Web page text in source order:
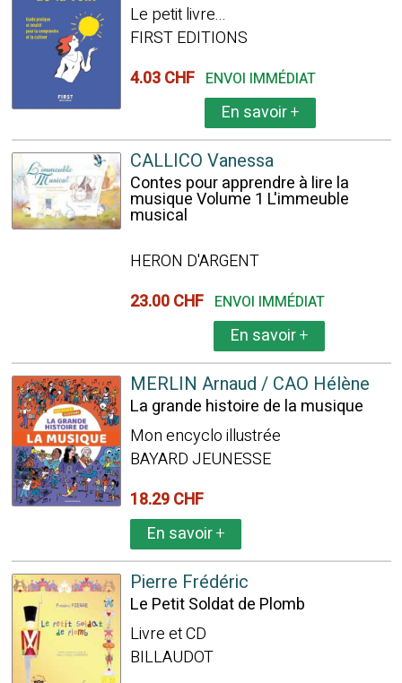
Le petit livre...
FIRST EDITIONS
4.03 CHF ENVOI IMMÉDIAT
En savoir+
CALLICO Vanessa
Contes pour apprendre à lire la
musique Volume 1 L'immeuble
musical
HERON D'ARGENT
23.00 CHF ENVOI IMMÉDIAT
En savoir+
MERLIN Arnaud / CAO Hélène
La grande histoire de la musique
Mon encyclo illustrée
BAYARD JEUNESSE
18.29 CHF
En savoir+
Pierre Frédéric
Le Petit Soldat de Plomb
Livre et CD
BILLAUDOT